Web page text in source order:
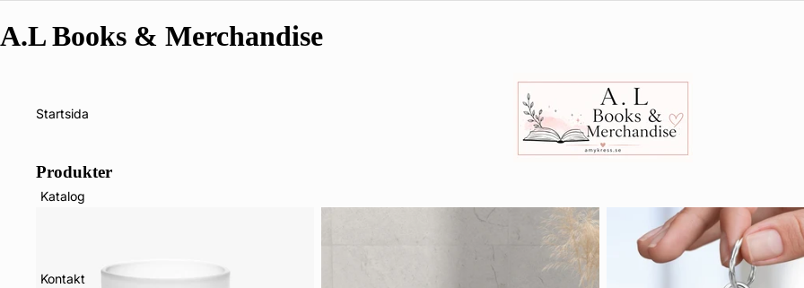
A.L Books & Merchandise
Startsida
Katalog
Kontakt
Produkter